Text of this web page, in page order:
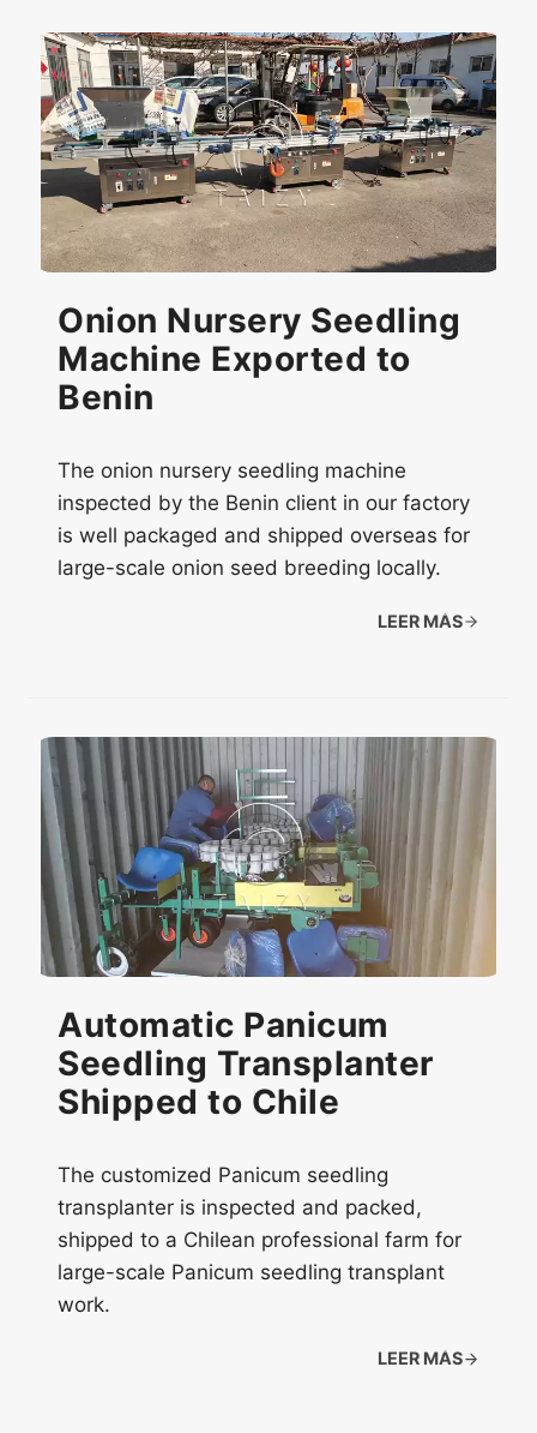
Onion Nursery Seedling
Machine Exported to
Benin
The onion nursery seedling machine
inspected by the Benin client in our factory
is well packaged and shipped overseas for
large-scale onion seed breeding locally.
LEER MÁS
Automatic Panicum
Seedling Transplanter
Shipped to Chile
The customized Panicum seedling
transplanter is inspected and packed,
shipped to a Chilean professional farm for
large-scale Panicum seedling transplant
work.
LEER MÁS